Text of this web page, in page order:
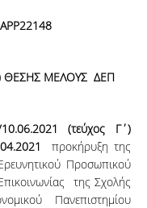
APP22148
ΘΕΣΗΣ ΜΕΛΟΥΣ ΔΕΠ
(τεύχος Γ΄)
προκήρυξη της
Προσωπικού
της Σχολής
Πανεπιστημίου